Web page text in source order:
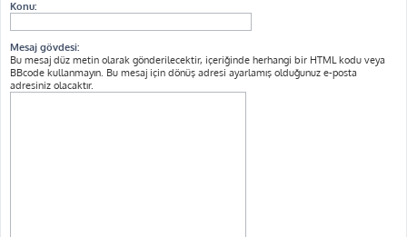
Konu:
Mesaj gövdesi:
Bu mesaj düz metin olarak gönderilecektir, içeriğinde herhangi bir HTML kodu veya
BBcode kullanmayın. Bu mesaj için dönüş adresi ayarlamış olduğunuz e-posta
adresiniz olacaktır.